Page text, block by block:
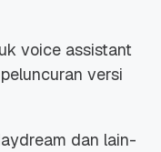
voice assistant
versi
dan lain-